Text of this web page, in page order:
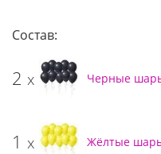
Состав:
2 x Черные
1 x Жёлтые